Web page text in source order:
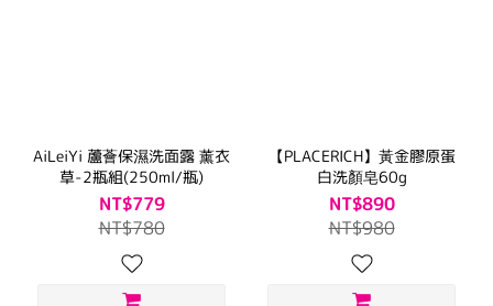
AiLeiYi 蘆薈保濕洗面露 薰衣
草-2瓶組(250ml/瓶)
NT$779
NT$780
【PLACERICH】黃金膠原蛋
白洗顏皂60g
NT$890
NT$980